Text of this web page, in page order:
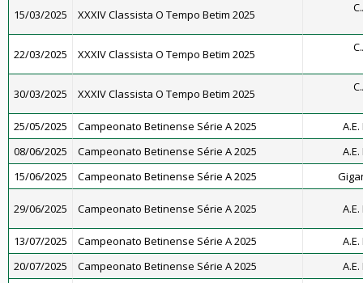
15/03/2025 XXXIV Classista O Tempo Betim 2025
22/03/2025 XXXIV Classista O Tempo Betim 2025
30/03/2025 XXXIV Classista O Tempo Betim 2025
25/05/2025 Campeonato Betinense Série A 2025
08/06/2025
Campeonato Betinense Série A 2025
15/06/2025
Campeonato Betinense Série A 2025
29/06/2025 Campeonato Betinense Série A 2025
13/07/2025 Campeonato Betinense Série A 2025
20/07/2025
Campeonato Betinense Série A 2025